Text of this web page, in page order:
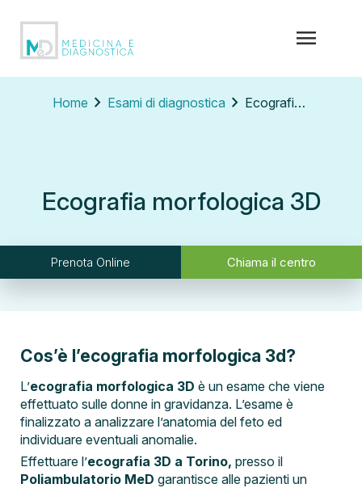
menu
Home chevron_right Esami di diagnostica chevron_right Ecografia morfologica 3D
Ecografia morfologica 3D
Prenota Online Chiama il centro
Cos’è l’ecografia morfologica 3d?
L’ecografia morfologica 3D è un esame che viene
effettuato sulle donne in gravidanza. L’esame è
finalizzato a analizzare l’anatomia del feto ed
individuare eventuali anomalie.
Effettuare l’ecografia 3D a Torino, presso il
Poliambulatorio MeD garantisce alle pazienti un